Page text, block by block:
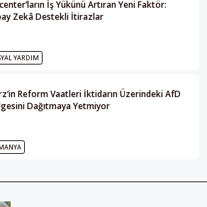
İş Yükünü Artıran Yeni Faktör:
Zekâ Destekli İtirazlar
YARDIM
Reform Vaatleri İktidarın Üzerindeki AfD
Dağıtmaya Yetmiyor